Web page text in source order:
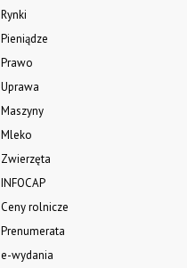
Rynki
Pieniądze
Prawo
Uprawa
Maszyny
Mleko
Zwierzęta
INFOCAP
Ceny rolnicze
Prenumerata
e-wydania